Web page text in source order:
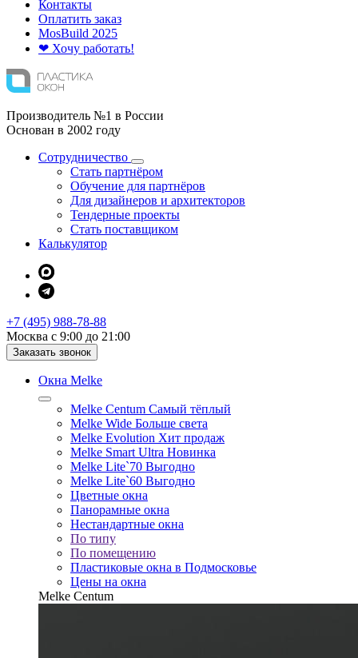
Контакты
Оплатить заказ
MosBuild 2025
❤ Хочу работать!
Производитель №1 в России
Основан в 2002 году
Сотрудничество
Стать партнёром
Обучение для партнёров
Для дизайнеров и архитекторов
Тендерные проекты
Стать поставщиком
Калькулятор
+7 (495) 988-78-88
Москва с 9:00 до 21:00
Заказать звонок
Окна Melke
Melke Centum Самый тёплый
Melke Wide Больше света
Melke Evolution Хит продаж
Melke Smart Ultra Новинка
Melke Lite`70 Выгодно
Melke Lite`60 Выгодно
Цветные окна
Панорамные окна
Нестандартные окна
По типу
По помещению
Пластиковые окна в Подмосковье
Цены на окна
Melke Centum